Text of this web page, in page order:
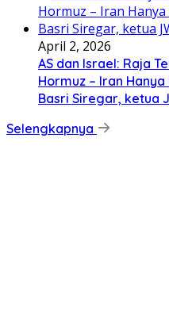
April 2, 2026
AS dan Israel: Raja
Hormuz – Iran
Basri Siregar, ketua
Selengkapnya